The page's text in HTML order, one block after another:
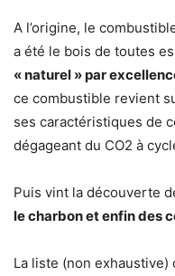
A l’origine, le
a été le bois de toutes
« naturel » par
ce combustible revient
ses caractéristiques de
dégageant du CO2 à
Puis vint la découverte
le charbon et enfin des
La liste (non